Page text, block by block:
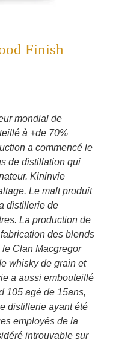
Finish
mondial de
à +de 70%
a commencé le
de distillation qui
Kininvie
Le malt produit
distillerie de
La production de
des blends
Clan Macgregor
whisky de grain et
a aussi embouteillé
105 agé de 15ans,
distillerie ayant été
employés de la
introuvable sur